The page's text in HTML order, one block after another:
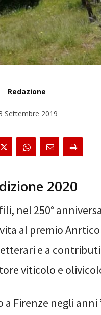
Redazione
Settembre 2019
2020
nel 250°
al premio
e a
viticolo e
Firenze negli anni